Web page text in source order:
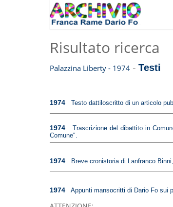
Risultato ricerca
Palazzina Liberty - 1974 - Testi
1974
Testo dattiloscritto di un articolo
1974
Trascrizione del dibattito in
Comune".
1974 Breve cronistoria di Lanfranco
1974
Appunti mansocritti di Dario Fo sui